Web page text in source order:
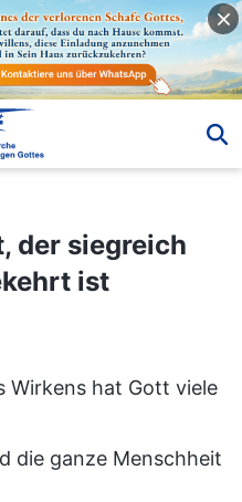
ist
der siegreich
ist
Wirkens hat Gott viele
die ganze Menschheit